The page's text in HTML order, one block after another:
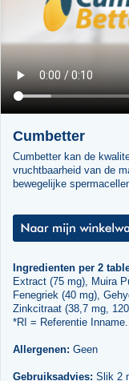
Cumbetter
Cumbetter kan de
vruchtbaarheid van de
bewegelijke
Ingredienten per 2
Extract (75 mg), Muira
Fenegriek (40 mg),
Zinkcitraat (38,7 mg,
*RI = Referentie Inname.
Allergenen: Geen
Gebruiksadvies: Slik 2